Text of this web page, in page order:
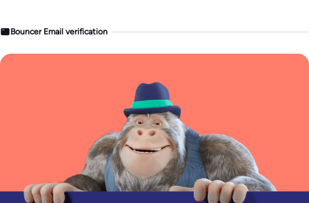
Bouncer Email verification